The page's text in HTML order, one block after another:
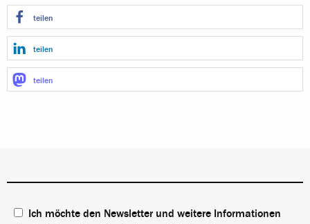
teilen
teilen
teilen
Ich möchte den Newsletter und weitere Informationen